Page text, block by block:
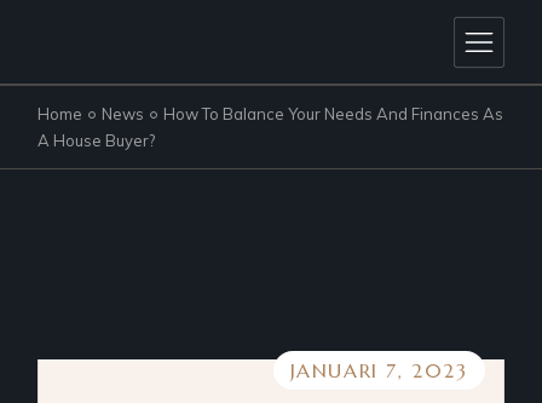
Home News
How To Balance Your Needs And Finances As
A House Buyer?
JANUARI 7, 2023